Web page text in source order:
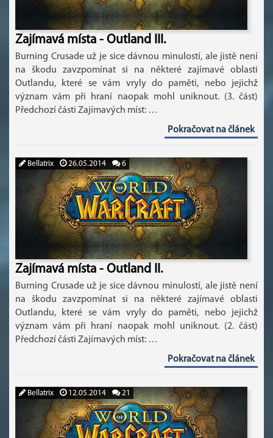
Zajímavá místa - Outland III.
Burning Crusade už je sice dávnou minulostí, ale jistě není
na škodu zavzpomínat si na některé zajímavé oblasti
Outlandu, které se vám vryly do paměti, nebo jejichž
význam vám při hraní naopak mohl uniknout. (3. část)
Předchozí části Zajímavých míst: …
Pokračovat na článek
Bellatrix 26.05.2014 6
Zajímavá místa - Outland II.
Burning Crusade už je sice dávnou minulostí, ale jistě není
na škodu zavzpomínat si na některé zajímavé oblasti
Outlandu, které se vám vryly do paměti, nebo jejichž
význam vám při hraní naopak mohl uniknout. (2. část)
Předchozí části Zajímavých míst: …
Pokračovat na článek
Bellatrix 12.05.2014 21